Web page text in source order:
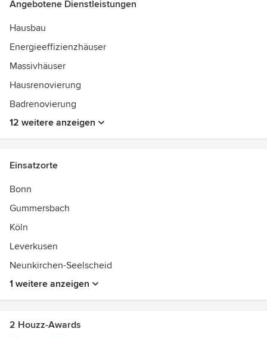
Qualitätsansprüchen für 100% gesundes, klimaschützendes
und energieeffizientes Bauen entsprechen.
Jedes Xylotec-Holzhaus ist ein Unikat.
Gebaut nach Ihren persönlichen Vorstellungen.
Angebotene Dienstleistungen
Hausbau
Energieeffizienzhäuser
Massivhäuser
Hausrenovierung
Badrenovierung
12 weitere anzeigen
Einsatzorte
Bonn
Gummersbach
Köln
Leverkusen
Neunkirchen-Seelscheid
1 weitere anzeigen
2 Houzz-Awards